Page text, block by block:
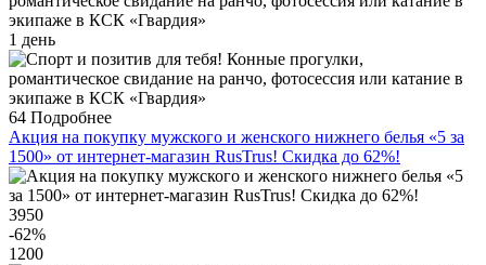
1 день
64 Подробнее
Акция на покупку мужского и женского нижнего белья «5 за
1500» от интернет-магазин RusTrus! Скидка до 62%!
3950
-62%
1200